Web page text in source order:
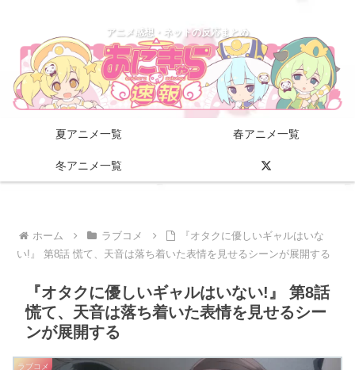
アニメ感想・ネットの反応まとめ
夏アニメ一覧 春アニメ一覧
冬アニメ一覧
ホーム ラブコメ
『オタクに優しいギャルはいな
い!』 第8話 慌て、天音は落ち着いた表情を見せるシーンが展開する
『オタクに優しいギャルはいない!』 第8話
慌て、天音は落ち着いた表情を見せるシー
ンが展開する
ラブコメ